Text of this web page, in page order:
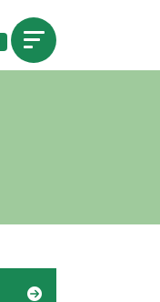
デイケア「様子」